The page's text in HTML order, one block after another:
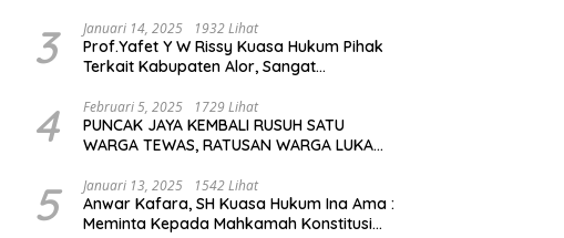
3 Januari 14, 2025 1932 Lihat
Prof.Yafet Y W Rissy Kuasa Hukum Pihak
Terkait Kabupaten Alor, Sangat
Keputusan yang Hikmat oleh Bapak
Imanuel dan Bapak Rey Mencabut
Gugatannya ke MK
4 Februari 5, 2025 1729 Lihat
PUNCAK JAYA KEMBALI RUSUH SATU
WARGA TEWAS, RATUSAN WARGA LUKA
TERBAKAR
5 Januari 13, 2025 1542 Lihat
Anwar Kafara, SH Kuasa Hukum Ina Ama :
Meminta Kepada Mahkamah Konstitusi